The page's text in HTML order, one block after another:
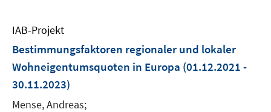
IAB-Projekt
Bestimmungsfaktoren regionaler und lokaler
Wohneigentumsquoten in Europa (01.12.2021 -
30.11.2023)
Mense, Andreas;